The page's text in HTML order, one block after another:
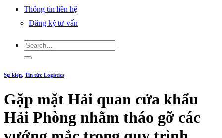
Thông tin liên hệ
Đăng ký tư vấn
Sự kiện, Tin tức Logistics
Gặp mặt Hải quan cửa khẩu
Hải Phòng nhằm tháo gỡ các